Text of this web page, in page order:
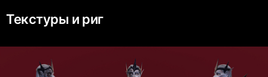
Текстуры и риг